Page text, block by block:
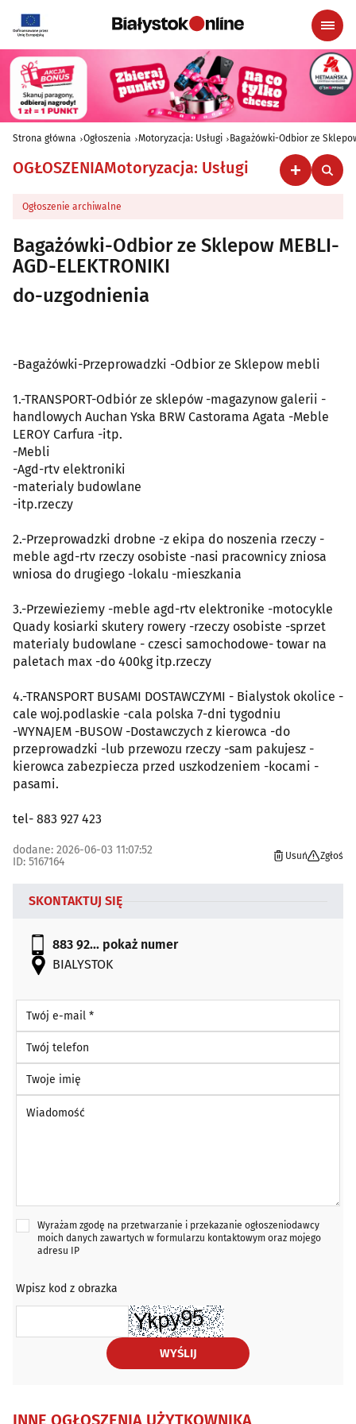
Strona główna Ogłoszenia Motoryzacja: Usługi Bagażówki-Odbior ze
OGŁOSZENIAMotoryzacja: Usługi
Ogłoszenie archiwalne
Bagażówki-Odbior ze Sklepow MEBLI-
AGD-ELEKTRONIKI
do-uzgodnienia
-Bagażówki-Przeprowadzki -Odbior ze Sklepow mebli
1.-TRANSPORT-Odbiór ze sklepów -magazynow galerii -
handlowych Auchan Yska BRW Castorama Agata -Meble
LEROY Carfura -itp.
-Mebli
-Agd-rtv elektroniki
-materialy budowlane
-itp.rzeczy
2.-Przeprowadzki drobne -z ekipa do noszenia rzeczy -
meble agd-rtv rzeczy osobiste -nasi pracownicy zniosa
wniosa do drugiego -lokalu -mieszkania
3.-Przewieziemy -meble agd-rtv elektronike -motocykle
Quady kosiarki skutery rowery -rzeczy osobiste -sprzet
materialy budowlane - czesci samochodowe- towar na
paletach max -do 400kg itp.rzeczy
4.-TRANSPORT BUSAMI DOSTAWCZYMI - Bialystok okolice -
cale woj.podlaskie -cala polska 7-dni tygodniu
-WYNAJEM -BUSOW -Dostawczych z kierowca -do
przeprowadzki -lub przewozu rzeczy -sam pakujesz -
kierowca zabezpiecza przed uszkodzeniem -kocami -
pasami.
tel- 883 927 423
dodane: 2026-06-03 11:07:52
ID: 5167164
Usuń Zgłoś
SKONTAKTUJ SIĘ
883 92... pokaż numer
BIALYSTOK
Wyrażam zgodę na przetwarzanie i przekazanie ogłoszeniodawcy
moich danych zawartych w formularzu kontaktowym oraz mojego
adresu IP
Wpisz kod z obrazka
WYŚLIJ